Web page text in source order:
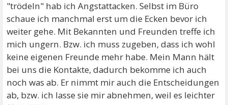
"trödeln" hab ich Angstattacken. Selbst im Büro
schaue ich manchmal erst um die Ecken bevor ich
weiter gehe. Mit Bekannten und Freunden treffe ich
mich ungern. Bzw. ich muss zugeben, dass ich wohl
keine eigenen Freunde mehr habe. Mein Mann hält
bei uns die Kontakte, dadurch bekomme ich auch
noch was ab. Er nimmt mir auch die Entscheidungen
ab, bzw. ich lasse sie mir abnehmen, weil es leichter